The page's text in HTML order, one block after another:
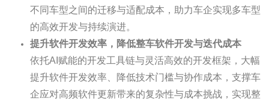
不同车型之间的迁移与适配成本，助力车企实现多车型
的高效开发与持续演进。
提升软件开发效率，降低整车软件开发与迭代成本
依托AI赋能的开发工具链与灵活高效的开发框架，大幅
提升软件开发效率、降低技术门槛与协作成本，支撑车
企应对高频软件更新带来的复杂性与成本挑战，实现整